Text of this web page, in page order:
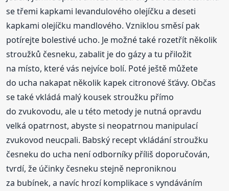
se třemi kapkami levandulového olejíčku a deseti
kapkami olejíčku mandlového. Vzniklou směsí pak
potírejte bolestivé ucho. Je možné také rozetřít několik
stroužků česneku, zabalit je do gázy a tu přiložit
na místo, které vás nejvíce bolí. Poté ještě můžete
do ucha nakapat několik kapek citronové šťávy. Občas
se také vkládá malý kousek stroužku přímo
do zvukovodu, ale u této metody je nutná opravdu
velká opatrnost, abyste si neopatrnou manipulací
zvukovod neucpali. Babský recept vkládání stroužku
česneku do ucha není odborníky příliš doporučován,
tvrdí, že účinky česneku stejně neproniknou
za bubínek, a navíc hrozí komplikace s vyndáváním